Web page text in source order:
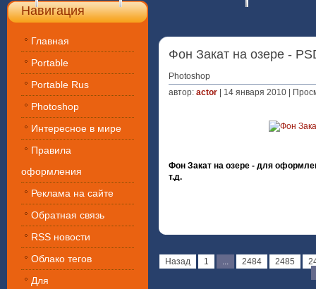
Навигация
Главная
Portable
Portable Rus
Photoshop
Интересное в мире
Правила
оформления
Реклама на сайте
Обратная связь
RSS новости
Облако тегов
Для
Фон Закат на озере -
Photoshop
автор: actor | 14 января 2010 |
Фон Закат на озере - для
т.д.
Назад 1 ... 2484 2485